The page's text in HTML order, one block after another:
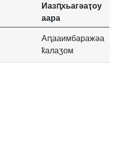
Иазԥхьагәаҭоу
аара
Аԥааимбаражәа
ҟалаӡом